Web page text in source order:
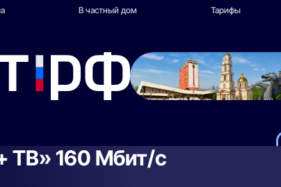
В частный дом Тарифы
ТВ» 160 Мбит/с